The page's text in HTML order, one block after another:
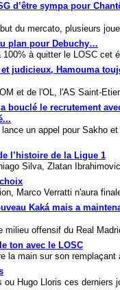
d’être sympa pour
du mercato, plusieurs
plan pour Debuchy…
à quitter le LOSC cet
judicieux, Hamouma
et de l'OL, l'AS Saint-
bouclé le recrutement
un appel pour Sakho et
l’histoire de la Ligue 1
Silva, Zlatan
Marco Verratti n'aura
Kaká mais a
milieu offensif du Real
ton avec le LOSC
la main sur son remplaçant
Hugo Lloris ces derniers